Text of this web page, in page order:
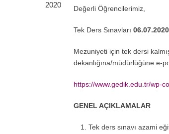
2020 Değerli Öğrencilerimiz,
Tek Ders Sınavları
Mezuniyeti için tek dersi
dekanlığına/müdürlüğüne e-
https://www.gedik.edu.tr/wp-
GENEL AÇIKLAMALAR
Tek ders sınavı azami